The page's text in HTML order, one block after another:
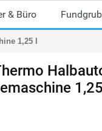
& Büro
1,25 l
1,25 l